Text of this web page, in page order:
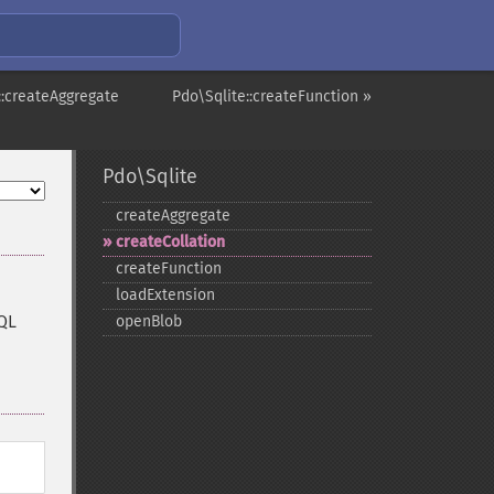
Pdo\Sqlite::createFunction »
Pdo\Sqlite
createAggregate
createCollation
createFunction
loadExtension
openBlob